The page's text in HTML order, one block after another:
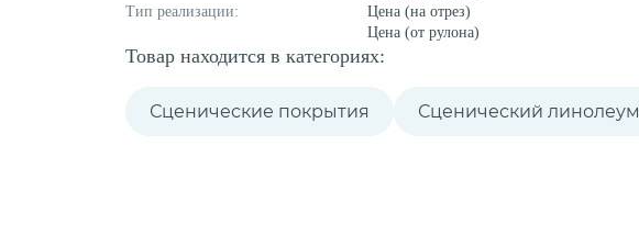
Тип реализации:
Цена (на отрез)
Цена (от рулона)
Товар находится в категориях:
Сценические покрытия Сценический линолеум